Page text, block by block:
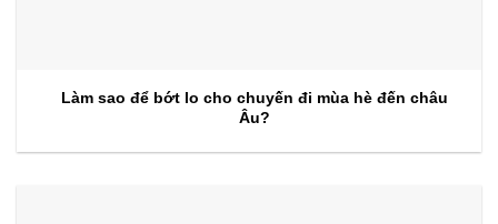
Làm sao để bớt lo cho chuyến đi mùa hè đến châu
Âu?